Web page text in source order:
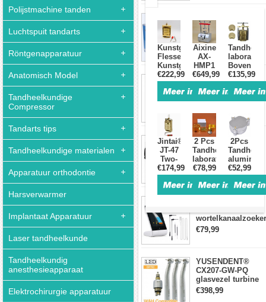
Polijstmachine tanden
Luchtspuit tandarts
Röntgenapparatuur
Anatomisch Model
Tandheelkundige
Compressor
Tandarts tips
Tandheelkundige materialen
Apparatuur orthodontie
Harsverwarmer
Implantaat Apparatuur
Laser tandheelkunde
Tandheelkundig
anesthesieapparaat
Elektrochirurgie apparatuur
behuizing
draagbare
tandheelkundige
Eenheid met
luchtCompressor
GU-P206 (met
uithardingslicht en
ultrasone scaler)
€1310,99
Tandheelkundige
LED-
uithardingslamp
lichtmeter 2000
mw/cm2
Draagbare
röntgenunit voor
tandheelkundige
apparatuur met
hoge frequentie +
intraorale
röntgensensorkit
€1371,99
wortelkanaalzoeker
Apex Locator voor
€79,99
YUSENDENT®
CX207-GW-PQ
glasvezel turbine
handstuk W&H
compatibel
€398,99
Producten
Kunstgebitflespers
Flessenset
Kunstgebitcompressor
Boven-/Ondermessingfles
€222,99
Aixine
AX-
HMP1
Tandheelkundige
Lab
Hydrodynamische
Prothese
Tandheelkundige
Kolf
Pers
€649,99
Bovenste
onderste
€135,99
Jintai®
JT-47
Two-
layer
tandheelkundige
laboratorium
Kunstgebitfles
(met
Dubbele
tank)
€174,99
2 Pcs
Tandheelkundige
laboratorium
Kunstgebitfles
koper
koper
€78,99
2Pcs
€52,99